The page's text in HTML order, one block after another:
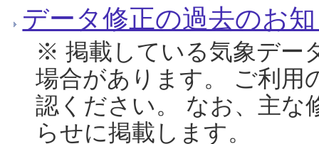
データ修正の過去のお
※ 掲載している気象デー
場合があります。 ご利用
認ください。 なお、主な
らせに掲載します。